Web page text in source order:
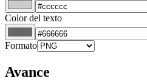
Color del texto
Formato
Avance